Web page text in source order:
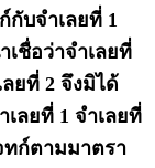
บจำเลยที่ 1
ชื่อว่าจำเลยที่
ยที่ 2 จึงมิได้
ลยที่ 1 จำเลยที่
ก์ตามมาตรา